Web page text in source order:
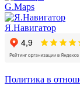
G.Maps
Я.Навигатор
Политика в